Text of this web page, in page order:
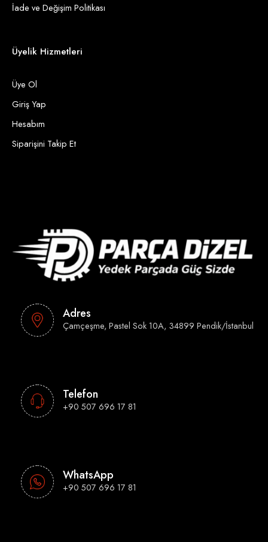
İade ve Değişim Politikası
Üyelik Hizmetleri
Üye Ol
Giriş Yap
Hesabım
Siparişini Takip Et
Adres
Çamçeşme, Pastel Sok 10A, 34899 Pendik/İstanbul
Telefon
+90 507 696 17 81
WhatsApp
+90 507 696 17 81